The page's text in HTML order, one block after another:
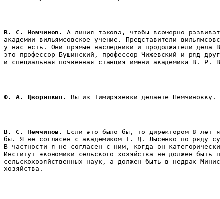
В. С. Немчинов. А линия такова, чтобы всемерно
академии вильямсовское учение. Представители
у нас есть. Они прямые наследники и продолжатели
это профессор Бушинский, профессор Чижевский и ряд
и специальная почвенная станция имени академика В. Р.
Ф. А. Дворянкин. Вы из Тимирязевки делаете Немчиновку.
В. С. Немчинов. Если это было бы, то директором 8 лет
бы. Я не согласен с академиком Т. Д. Лысенко по ряду
В частности я не согласен с ним, когда он
Институт экономики сельского хозяйства не должен быть
сельскохозяйственных наук, а должен быть в недрах
хозяйства.